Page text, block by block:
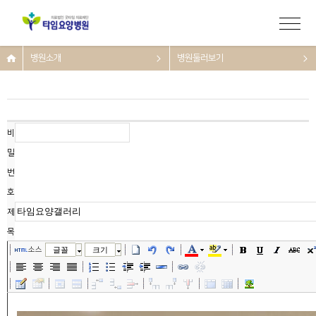
병원소개 병원둘러보기
비
밀
번
호
제
목
소스 글꼴 크기